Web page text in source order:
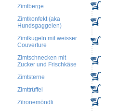
Zimtberge
Zimtkonfekt (aka
Hundsgaggelen)
Zimtkugeln mit weisser
Couverture
Zimtschnecken mit
Zucker und Frischkäse
Zimtsterne
Zimttrüffel
Zitronemöndli